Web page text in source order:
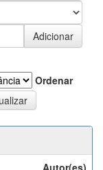
Ordenar
Autor(es)